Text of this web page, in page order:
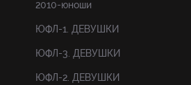
2010-юноши
ЮФЛ-1. ДЕВУШКИ
ЮФЛ-3. ДЕВУШКИ
ЮФЛ-2. ДЕВУШКИ